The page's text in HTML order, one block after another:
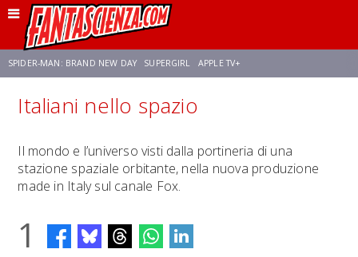
SPIDER-MAN: BRAND NEW DAY SUPERGIRL APPLE TV+
FRANCO RICCIARDIELLO ZENDAYA STAR TREK
NETFLIX SADIE SINK STAR TREK: STRANGE NEW WORLDS
Italiani nello spazio
Il mondo e l’universo visti dalla portineria di una
stazione spaziale orbitante, nella nuova produzione
made in Italy sul canale Fox.
1